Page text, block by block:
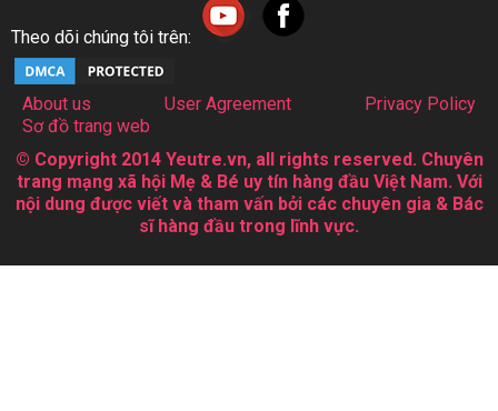
Theo dõi chúng tôi trên:
About us User Agreement
Privacy Policy
Sơ đồ trang web
© Copyright 2014 Yeutre.vn, all rights reserved. Chuyên
trang mạng xã hội Mẹ & Bé uy tín hàng đầu Việt Nam. Với
nội dung được viết và tham vấn bởi các chuyên gia & Bác
sĩ hàng đầu trong lĩnh vực.